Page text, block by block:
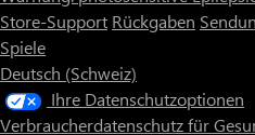
Store-Support Rückgaben
Spiele
Deutsch (Schweiz)
Ihre Datenschutzoptionen
Verbraucherdatenschutz für